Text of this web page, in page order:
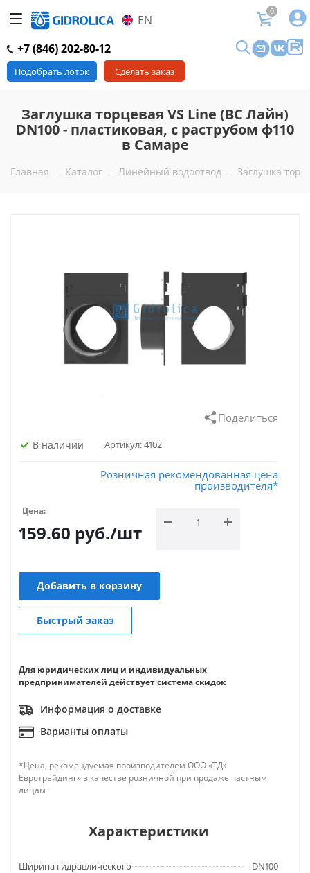
EN
0
+7 (846) 202-80-12
Подобрать лоток Сделать заказ
Заглушка торцевая VS Line (ВС Лайн)
DN100 - пластиковая, с раструбом ф110
в Самаре
Главная - Каталог - Линейный водоотвод - Заглушка
Поделиться
В наличии Артикул:4102
Розничная рекомендованная цена
производителя*
Цена:
159.60 руб./шт
Добавить в корзину
Быстрый заказ
Для юридических лиц и индивидуальных
предпринимателей действует система скидок
Информация о доставке
Варианты оплаты
*Цена, рекомендуемая производителем ООО «ТД»
Евротрейдинг» в качестве розничной при продаже частным
лицам
Характеристики
Ширина гидравлического
DN100